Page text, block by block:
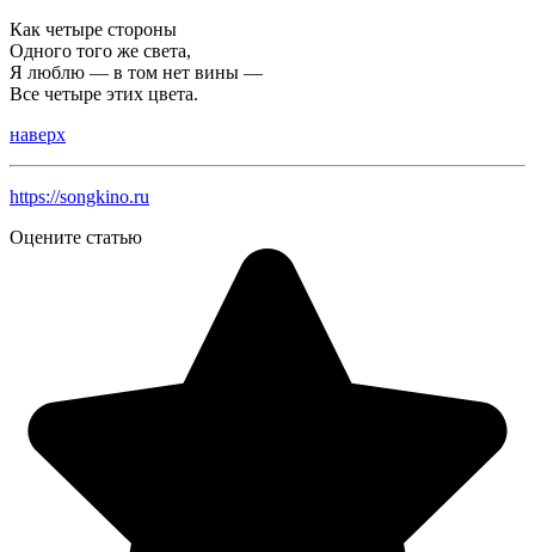
Как четыре стороны
Одного того же света,
Я люблю — в том нет вины —
Все четыре этих цвета.
наверх
https://songkino.ru
Оцените статью